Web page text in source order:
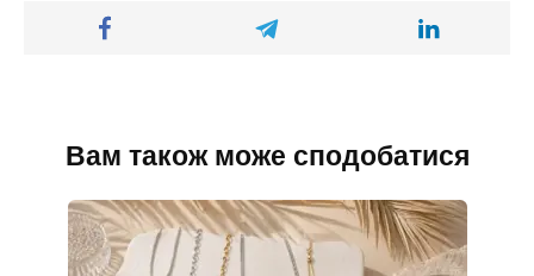
Вам також може сподобатися